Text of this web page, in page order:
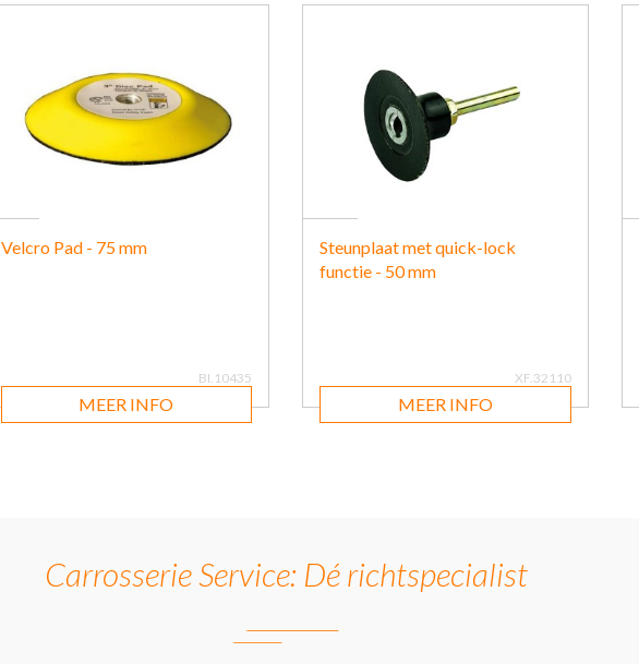
Velcro Pad - 75 mm
BI.10435
MEER INFO
Steunplaat met quick-lock
functie - 50 mm
XF.32110
MEER INFO
Carrosserie Service: Dé richtspecialist